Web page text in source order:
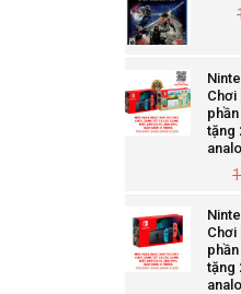
Chơi
tặng
Chơi
tặng